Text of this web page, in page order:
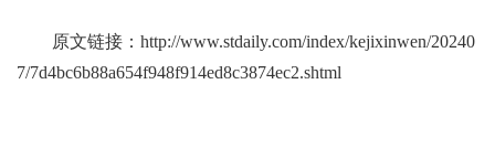
原文链接： http://www.stdaily.com/index/kejixinwen/20240
7/7d4bc6b88a654f948f914ed8c3874ec2.shtml